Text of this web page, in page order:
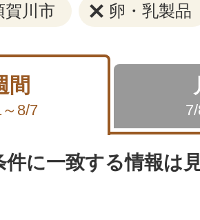
賀川市 卵・乳製品
間
8/7
件に一致する情報は